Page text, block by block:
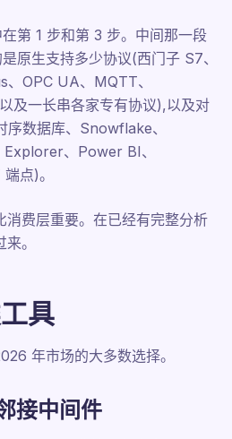
第 1 步和第 3 步。中间那一段
原生支持多少协议(西门子 S7、
OPC UA、MQTT、
及一长串各家专有协议),以及对
序数据库、Snowflake、
、Power BI、
点)。
消费层重要。在已经有完整分析
。
具
年市场的大多数选择。
接中间件